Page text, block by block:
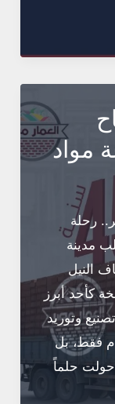
مواد
رحلة
مدينة
النيل
كأحد أبرز
وتوريد
فقط، بل
حولت حلماً